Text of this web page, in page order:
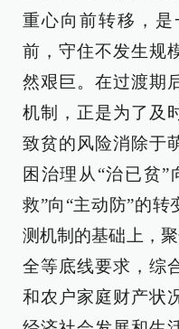
重心向前转移，
前，守住不发生规
然艰巨。在过渡期
机制，正是为了及
致贫的风险消除于
困治理从“治已贫”
救”向“主动防”的
测机制的基础上，
全等底线要求，综
和农户家庭财产状